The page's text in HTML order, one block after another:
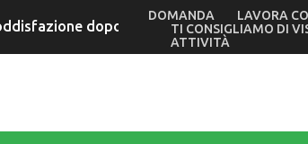
dopo la Udine-Subit Under 17
DOMANDA LAVORA
TI CONSIGLIAMO DI
ATTIVITÀ